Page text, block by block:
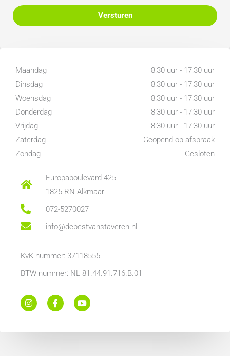
Versturen
Maandag
8:30 uur - 17:30 uur
Dinsdag
8:30 uur - 17:30 uur
Woensdag
8:30 uur - 17:30 uur
Donderdag
8:30 uur - 17:30 uur
Vrijdag
8:30 uur - 17:30 uur
Zaterdag
Geopend op afspraak
Zondag
Gesloten
Europaboulevard 425
1825 RN Alkmaar
072-5270027
info@debestvanstaveren.nl
KvK nummer: 37118555
BTW nummer: NL 81.44.91.716.B.01
I
n
s
g
F
a
c
o
Y
o
u
b